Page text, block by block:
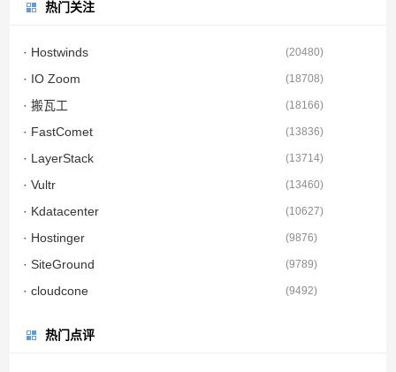
热门关注
· Hostwinds (20480)
· IO Zoom (18708)
· 搬瓦工 (18166)
· FastComet (13836)
· LayerStack (13714)
· Vultr (13460)
· Kdatacenter (10627)
· Hostinger (9876)
· SiteGround (9789)
· cloudcone (9492)
热门点评